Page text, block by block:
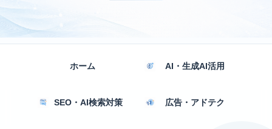
ホーム AI・生成AI活用
SEO・AI検索対策 広告・アドテク